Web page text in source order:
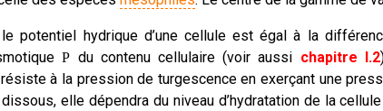
le potentiel hydrique d’une cellule est égal à la
P du contenu cellulaire (voir aussi chapitre I.2
à la pression de turgescence en exerçant une
elle dépendra du niveau d’hydratation de la